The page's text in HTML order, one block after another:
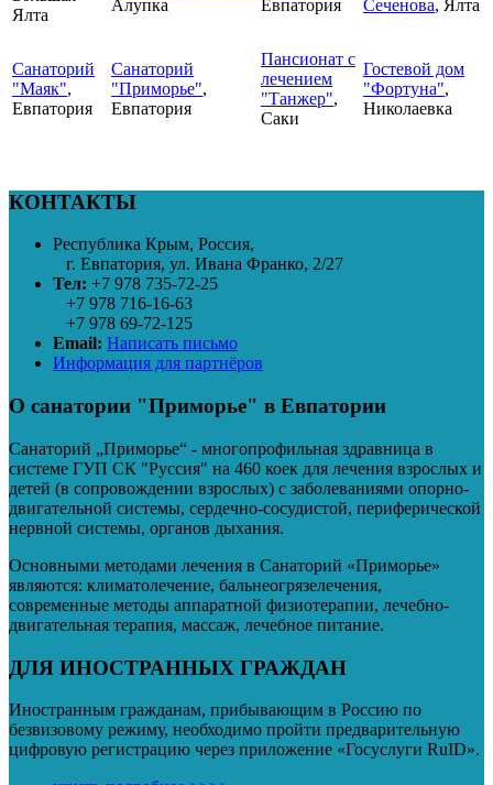
Ялта
Алупка
Евпатория
Сеченова, Ялта
Санаторий
"Маяк",
Евпатория
Санаторий
"Приморье",
Евпатория
Пансионат с
лечением
"Танжер",
Саки
Гостевой дом
"Фортуна",
Николаевка
КОНТАКТЫ
Республика Крым, Россия,
г. Евпатория, ул. Ивана Франко, 2/27
Тел: +7 978 735-72-25
+7 978 716-16-63
+7 978 69-72-125
Email: Написать письмо
Информация для партнёров
О санатории "Приморье" в Евпатории
Cанаторий „Приморье“ - многопрофильная здравница в
системе ГУП СК "Руссия" на 460 коек для лечения взрослых и
детей (в сопровождении взрослых) с заболеваниями опорно-
двигательной системы, сердечно-сосудистой, периферической
нервной системы, органов дыхания.
Основными методами лечения в Санаторий «Приморье»
являются: климатолечение, бальнеогрязелечения,
современные методы аппаратной физиотерапии, лечебно-
двигательная терапия, массаж, лечебное питание.
ДЛЯ ИНОСТРАННЫХ ГРАЖДАН
Иностранным гражданам, прибывающим в Россию по
безвизовому режиму, необходимо пройти предварительную
цифровую регистрацию через приложение «Госуслуги RuID».